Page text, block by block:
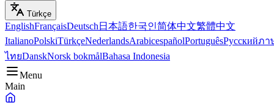
Türkçe
EnglishFrançaisDeutsch 日本語한국인简体中文繁體中文
ItalianoPolskiTürkçeNederlandsArabicespañolPortuguêsРусскийภา
ไทยDanskNorsk bokmålBahasa Indonesia
Menu
Main